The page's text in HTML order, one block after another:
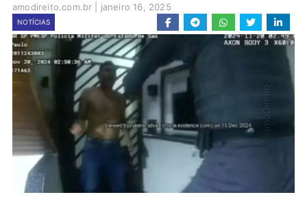
amodireito.com.br janeiro 16, 2025
NOTÍCIAS